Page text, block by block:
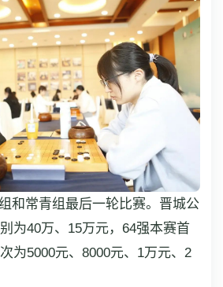
和常青组最后一轮比赛。晋城公
为40万、15万元，64强本赛首
为5000元、8000元、1万元、2